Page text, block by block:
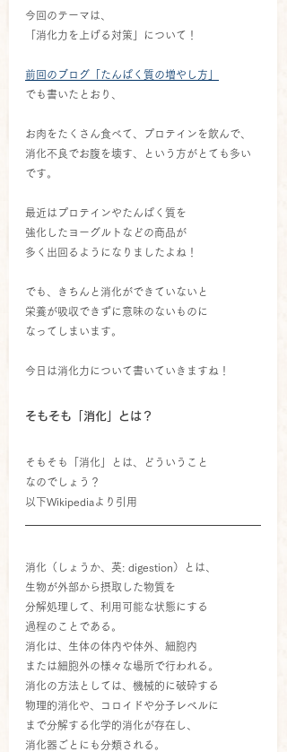
今回のテーマは、
「消化力を上げる対策」について！
前回のブログ「たんぱく質の増やし方」
でも書いたとおり、
お肉をたくさん食べて、プロテインを飲んで、
消化不良でお腹を壊す、という方がとても多い
です。
最近はプロテインやたんぱく質を
強化したヨーグルトなどの商品が
多く出回るようになりましたよね！
でも、きちんと消化ができていないと
栄養が吸収できずに意味のないものに
なってしまいます。
今日は消化力について書いていきますね！
そもそも「消化」とは？
そもそも「消化」とは、どういうこと
なのでしょう？
以下Wikipediaより引用
消化（しょうか、英: digestion）とは、
生物が外部から摂取した物質を
分解処理して、利用可能な状態にする
過程のことである。
消化は、生体の体内や体外、細胞内
または細胞外の様々な場所で行われる。
消化の方法としては、機械的に破砕する
物理的消化や、コロイドや分子レベルに
まで分解する化学的消化が存在し、
消化器ごとにも分類される。